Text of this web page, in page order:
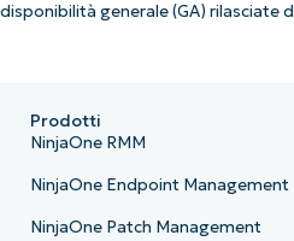
disponibilità generale (GA) rilasciate
Prodotti
NinjaOne RMM
NinjaOne Endpoint Management
NinjaOne Patch Management